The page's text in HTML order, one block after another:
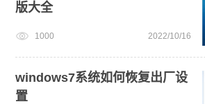
win11怎么退回win10
win11系统下载
版大全
1000 2022/10/16
windows7系统如何恢复出厂设
置